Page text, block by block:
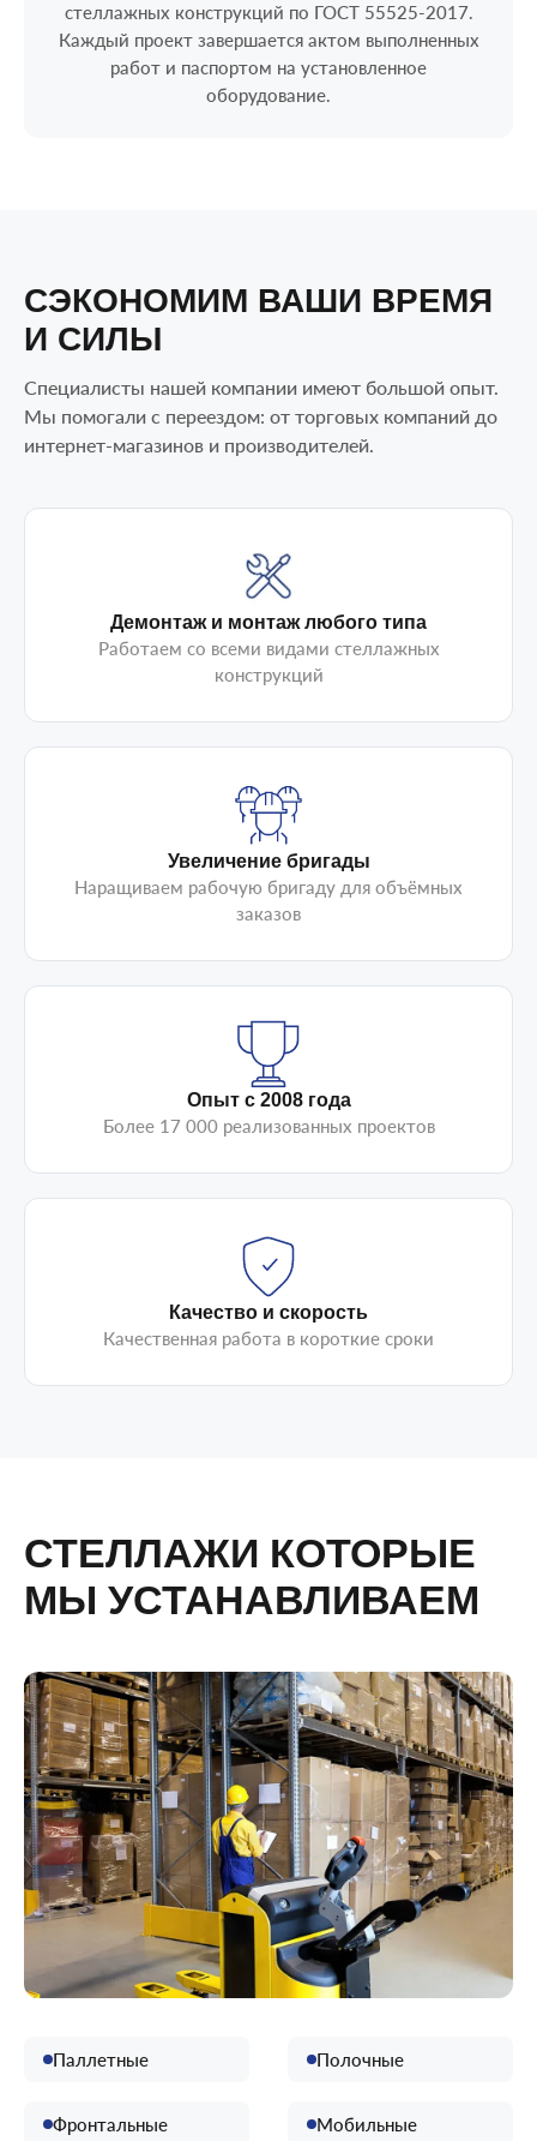
стеллажных конструкций по ГОСТ 55525-2017.
Каждый проект завершается актом выполненных
работ и паспортом на установленное
оборудование.
СЭКОНОМИМ ВАШИ ВРЕМЯ
И СИЛЫ
Специалисты нашей компании имеют большой опыт.
Мы помогали с переездом: от торговых компаний до
интернет-магазинов и производителей.
Демонтаж и монтаж любого типа
Работаем со всеми видами стеллажных
конструкций
Увеличение бригады
Наращиваем рабочую бригаду для объёмных
заказов
Опыт с 2008 года
Более 17 000 реализованных проектов
Качество и скорость
Качественная работа в короткие сроки
СТЕЛЛАЖИ КОТОРЫЕ
МЫ УСТАНАВЛИВАЕМ
Паллетные Полочные
Фронтальные Мобильные